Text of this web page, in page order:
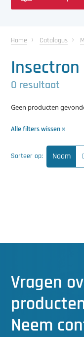
Ontvochtiging
Reinigingsmachines
Ventilatoren
Home Catalogus
Insectron
0 resultaat
Geen producten
Alle filters wissen
Sorteer op: Naam
Vragen
Neem